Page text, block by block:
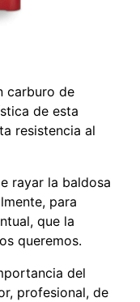
carburo de
de esta
resistencia al
rayar la baldosa
para
que la
queremos.
del
profesional, de